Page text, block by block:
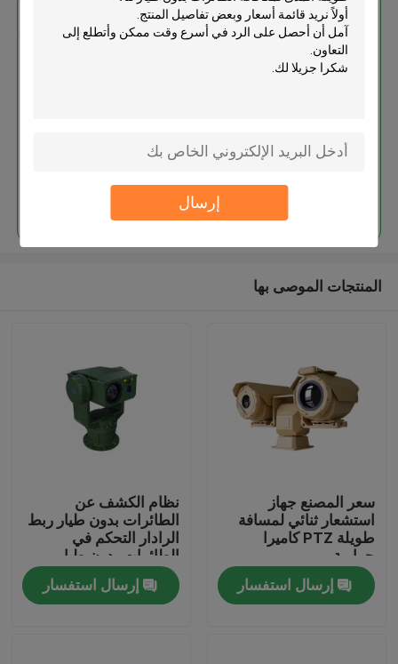
إرسال
المنزل
المنتجات
احصل على افضل سعر ل
المنتجات الموصى بها
سعر المصنع جهاز
استشعار ثنائي لمسافة
طويلة PTZ كاميرا
حرارية
إرسال استفسار
نظام الكشف عن
الطائرات بدون طيار ربط
الرادار التحكم في
الطائرات بدون طيار
إرسال استفسار